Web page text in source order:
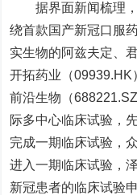
据界面新闻梳理
绕首款国产新冠口服
实生物的阿兹夫定、
开拓药业（09939.HK
前沿生物 （
际多中心临床试验，
完成一期临床试验，
进入一期临床试验，
新冠患者的临床试验